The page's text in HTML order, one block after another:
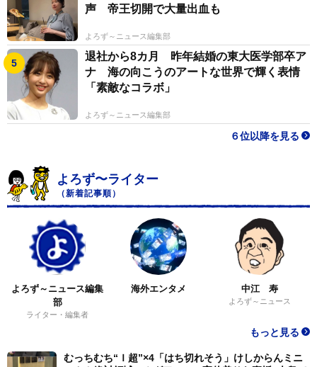
声 帝王切開で大量出血も
よろず～ニュース編集部
退社から8カ月 昨年結婚の東大医学部卒ア
ナ 海の向こうのアートな世界で輝く表情
「素敵なコラボ」
よろず～ニュース編集部
６位以降を見る
よろず〜ライター
（新着記事順）
よろず～ニュース編集
部
ライター・編集者
海外エンタメ 中江 寿
よろず～ニュース
もっと見る
むっちむち“Ｉ超”×4「はち切れそう」けしからんミニ